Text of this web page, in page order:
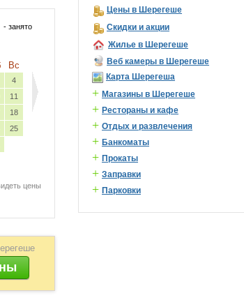
- занято
Вс
4
11
18
25
цены
Цены в Шерегеше
Скидки и акции
Жилье в Шерегеше
Веб камеры в Шерегеше
Карта Шерегеша
+ Магазины в Шерегеше
+ Рестораны и кафе
+ Отдых и развлечения
+ Банкоматы
+ Прокаты
+ Заправки
+ Парковки